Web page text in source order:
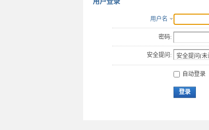
用户名
密码:
安全提问:
自动登录
登录